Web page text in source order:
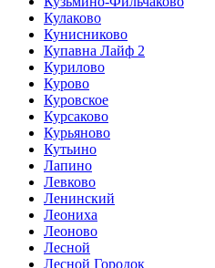
Кулаково
Кунисниково
Купавна Лайф 2
Курилово
Курово
Куровское
Курсаково
Курьяново
Кутьино
Лапино
Левково
Ленинский
Леониха
Леоново
Лесной
Лесной Городок